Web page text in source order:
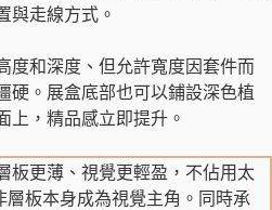
與走線方式。
度和深度、但允許寬度因套件而
硬。展盒底部也可以鋪設深色植
上，精品感立即提升。
板更薄、視覺更輕盈，不佔用太
板本身成為視覺主角。同時承